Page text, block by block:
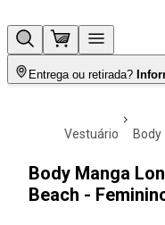
Entrega ou retirada?
vestuário body
Body Manga
Beach -